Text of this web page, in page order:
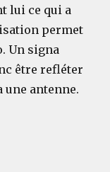
lui ce qui a
permet
Un signa
être refléter
une antenne.